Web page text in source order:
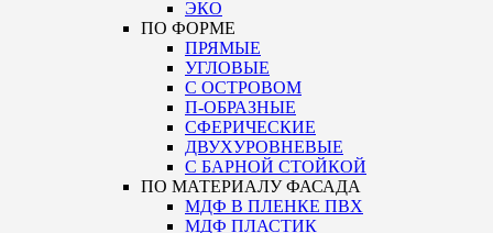
ЭКО
ПО ФОРМЕ
ПРЯМЫЕ
УГЛОВЫЕ
С ОСТРОВОМ
П-ОБРАЗНЫЕ
СФЕРИЧЕСКИЕ
ДВУХУРОВНЕВЫЕ
С БАРНОЙ СТОЙКОЙ
ПО МАТЕРИАЛУ ФАСАДА
МДФ В ПЛЕНКЕ ПВХ
МДФ ПЛАСТИК